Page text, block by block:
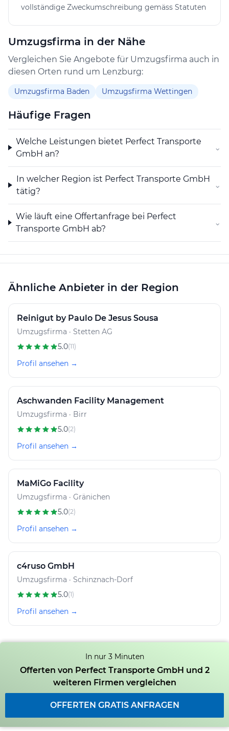
Optimierung gibt.
Mit einer durchschnittlichen Bewertung von 4.72
Sternen aus 87 Rezensionen gehört Perfect Transporte
GmbH zu den Anbietern im Bereich Umzug in
Lenzburg, die von ihren Kunden meist gut beurteilt
werden.
vollständige Zweckumschreibung gemäss Statuten
Umzugsfirma in der Nähe
Vergleichen Sie Angebote für Umzugsfirma auch in
diesen Orten rund um Lenzburg:
Umzugsfirma Baden Umzugsfirma Wettingen
Häufige Fragen
Welche Leistungen bietet Perfect Transporte
GmbH an?
⌄
In welcher Region ist Perfect Transporte GmbH
tätig?
⌄
Wie läuft eine Offertanfrage bei Perfect
Transporte GmbH ab?
⌄
Ähnliche Anbieter in der Region
Reinigut by Paulo De Jesus Sousa
Umzugsfirma · Stetten AG
5.0(11)
Profil ansehen →
Aschwanden Facility Management
Umzugsfirma · Birr
5.0(2)
Profil ansehen →
MaMiGo Facility
Umzugsfirma · Gränichen
5.0(2)
Profil ansehen →
c4ruso GmbH
Umzugsfirma · Schinznach-Dorf
5.0(1)
Profil ansehen →
In nur 3 Minuten
Offerten von Perfect Transporte GmbH und 2
weiteren Firmen vergleichen
OFFERTEN GRATIS ANFRAGEN